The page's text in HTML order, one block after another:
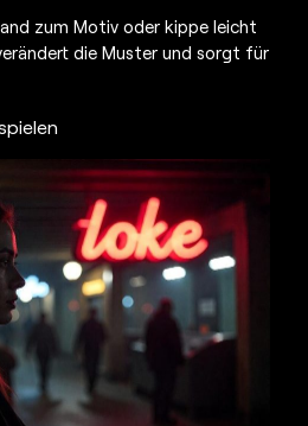
zum Motiv oder kippe leicht
die Muster und sorgt für